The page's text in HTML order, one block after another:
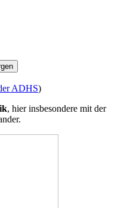
ADHS)
, hier insbesondere mit der